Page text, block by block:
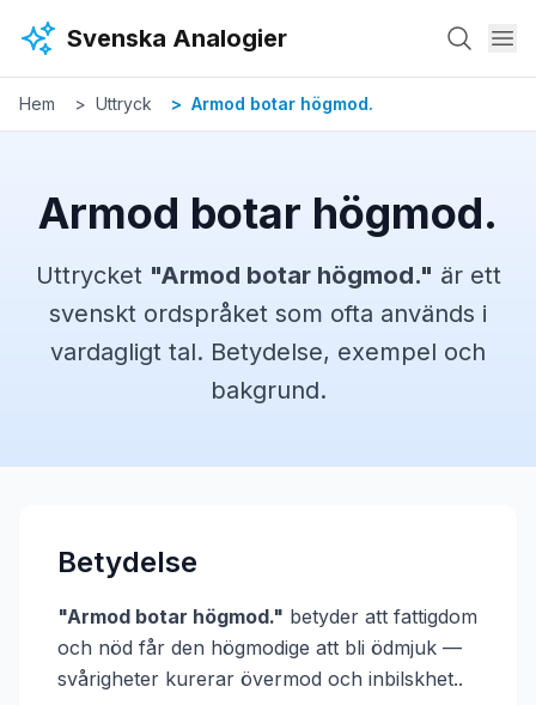
Svenska Analogier
Hem Uttryck Armod botar högmod.
Armod botar högmod.
Uttrycket "Armod botar högmod." är ett
svenskt ordspråket som ofta används i
vardagligt tal. Betydelse, exempel och
bakgrund.
Betydelse
"Armod botar högmod." betyder att fattigdom
och nöd får den högmodige att bli ödmjuk —
svårigheter kurerar övermod och inbilskhet..